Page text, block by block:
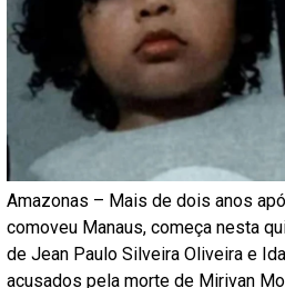
Amazonas – Mais de dois anos
comoveu Manaus, começa nesta
de Jean Paulo Silveira Oliveira e
acusados pela morte de Mirivan